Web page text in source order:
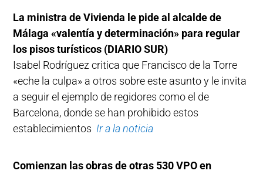
La ministra de Vivienda le pide al alcalde de
Málaga «valentía y determinación» para regular
los pisos turísticos (DIARIO SUR)
Isabel Rodríguez critica que Francisco de la Torre
«eche la culpa» a otros sobre este asunto y le invita
a seguir el ejemplo de regidores como el de
Barcelona, donde se han prohibido estos
establecimientos Ir a la noticia
Comienzan las obras de otras 530 VPO en